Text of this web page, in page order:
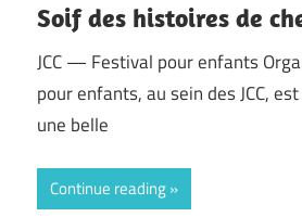
Soif des histoires de
JCC — Festival pour enfants
pour enfants, au sein des JCC,
une belle
Continue reading